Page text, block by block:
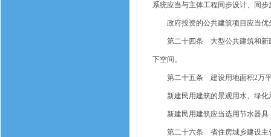
系统应当与主体工程同步设计、同
政府投资的公共建筑项目应当优
第二十四条 大型公共建筑和新建
下空间。
第二十五条 建设用地面积2万平
新建民用建筑的景观用水、绿化
新建民用建筑应当选用节水器具
第二十六条 省住房城乡建设主管